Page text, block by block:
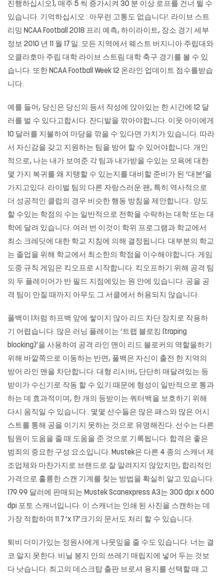
진행하십시오), 매주 5 씩 증가시켜 30 분 이상 로프를 건너 뛸 수
있습니다. 기억하십시오 : 아무런 고통도 없습니다!. 라이브 스트
리밍 NCAA Football 2018 프리 예측, 하이라이트, 장소 경기 세부
정보 2010 년 11 월 17 일. 모든 지역에서 웨스트 버지니아 주립대와
오클라호마 주립 대학 라이브 스트림 대학 축구 경기를 볼 수 있
습니다. 또한 NCAA Football Week 12 온라인 업데이트 점수를받습
니다.
예를 들어, 당신은 당신의 등서 작성에 앉아있는 한 시간에 12 달
러를 벌 수 있다고합시다. 잔디밭을 깎아야합니다. 이웃 아이에게
10 달러를 지불하여 마당을 깎을 수 있다면 가치가 있습니다. 따라
서 자신감을 갖고 지원하는 팀을 방어 할 수 있어야합니다. 개인
적으로, 나는 내가 보여준 각 팀과 내가받을 수있는 모욕에 대한
몇 가지 복귀를 왜 지탱할 수 있는지를 대비할 준비가 된 ‘대본’을
가지고있다. 라이벌 팀의 다른 자랑스러운 팬, 특히 역사적으로
더 성공적인 클럽의 경우 비슷한 행동 방침을 제안합니다.. 양도
할 수있는 학점의 수는 일반적으로 전학을 수락하는 대학 또는 대
학에 달려 있습니다. 여러 번 이것이 학위 프로그램과 학교에서
최소 크레딧에 대한 학교 지침에 의해 결정됩니다. 대부분의 학교
는 졸업을 위해 학교에서 최소한의 학점을 이수해야합니다. 게임
도중 규칙 게임은 킥오프로 시작합니다. 킥오프하기 위해 공격 팀
의 두 플레이어가 반 필드 지점에있는 원 안에 있습니다. 공을 공
격 팀이 만질 때까지 아무도 그 서클에서 허용되지 않습니다.
풀백이 I처럼 하프백 앞에 쌓이지 않아 리드 차단 장치로 작용하
기 어렵습니다. 많은 러닝 플레이는 ‘트랩 블로킹 (traping
blocking)’을 사용하여 공격 라인 맨이 리드 블로커의 역할을하기
위해 바깥쪽으로 이동하는 반면, 풀백은 자신이 출전 한 지역의
방어 라인 맨을 차단합니다. 대형 리시버, 단단히 매달려있는 등
받이가 수신기로 작동 할 수 있기 때문에 형성이 일반적으로 통과
하는 데 효과적이며, 한 개의 등받이는 쿼터백을 보호하기 위해
다시 움직일 수 있습니다.. 몇몇 선수들은 많은 패스와 많은 어시
스트를 통해 공을 이기지 못하는 것으로 유명해진다. 선수는 다른
팀원이 도움을 줄 때 도움을 준 것으로 기록됩니다. 합격은 좋은
범죄의 중요한 구성 요소입니다. Mustek은 다른 4 종의 스캐너 제
조업체와 마찬가지로 브랜드로 잘 알려지지 않았지만, 합리적인
가격으로 훌륭한 스캔 기계를 찾는 방법을 확실히 알고 있습니다.
179.99 달러에 판매되는 Mustek Scanexpress A3는 300 dpi x 600
dpi 포토 스캐너입니다. 이 스캐너는 인쇄 된 사진을 스캔하는 데
가장 적합하며 11.7 ‘x 17’크기의 문서도 처리 할 수 ​​있습니다.
퇴비 더미가있는 정원사에게 나뭇잎을 줄 수도 있습니다. 너는 결
코 알지 못한다. 비닐 봉지 안의 쓰레기 매립지에 넣어 두는 것보
다 낫습니다. 최고의 데스크탑 출판 브로셔 용지를 선택할 때 고